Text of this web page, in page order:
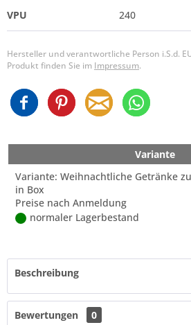
VPU
240
Hersteller und verantwortliche Person i.S.d.
Produkt finden Sie im Impressum.
Variante
Variante: Weihnachtliche Getränke
in Box
Preise nach Anmeldung
normaler Lagerbestand
Beschreibung
Bewertungen
0